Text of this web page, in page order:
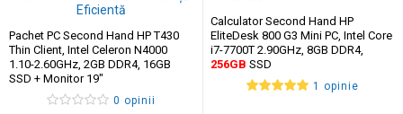
Pachet PC Second Hand HP T430
Thin Client, Intel Celeron N4000
1.10-2.60GHz, 2GB DDR4, 16GB
SSD + Monitor 19"
0 opinii
Calculator Second Hand HP
EliteDesk 800 G3 Mini PC, Intel Core
i7-7700T 2.90GHz, 8GB DDR4,
256GB SSD
1 opinie